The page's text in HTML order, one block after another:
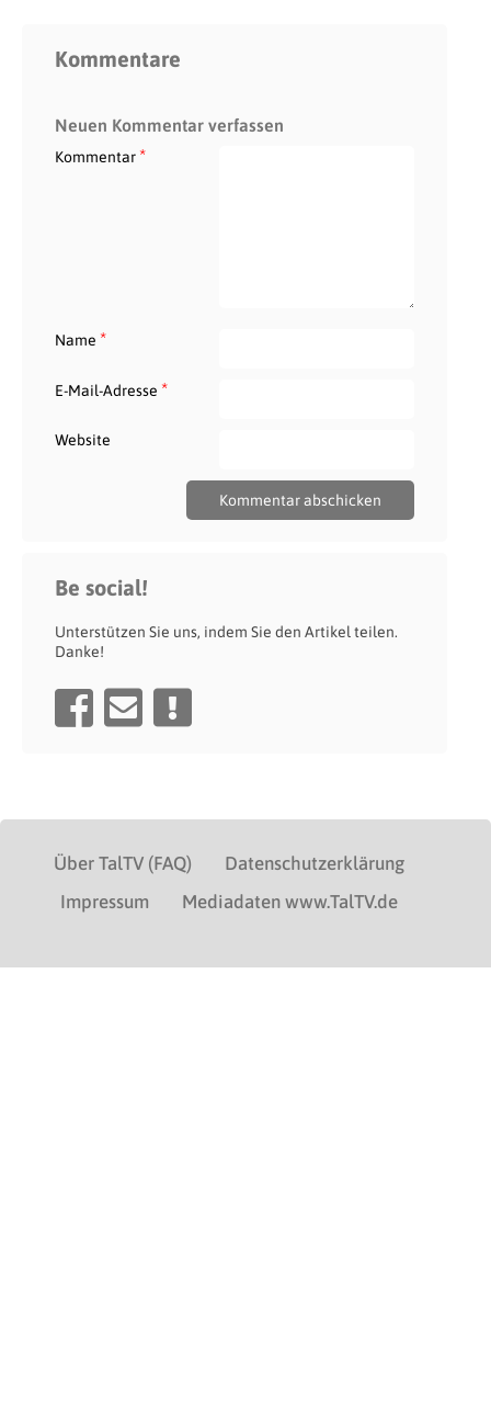
Kommentare
Neuen Kommentar verfassen
Kommentar*
Name *
E-Mail-Adresse *
Website
Be social!
Unterstützen Sie uns, indem Sie den Artikel teilen.
Danke!
Über TalTV (FAQ)
Datenschutzerklärung
Impressum
Mediadaten www.TalTV.de